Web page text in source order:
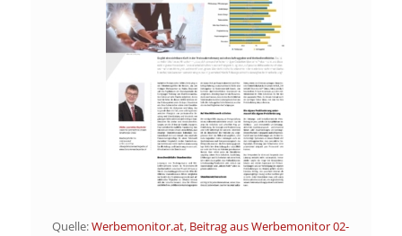
Quelle:Werbemonitor.at, Beitrag aus Werbemonitor 02-